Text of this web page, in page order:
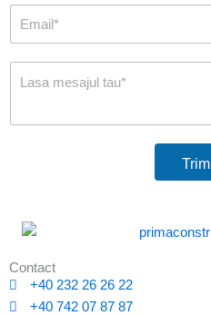
Contact
+40 232 26 26 22
+40 742 07 87 87